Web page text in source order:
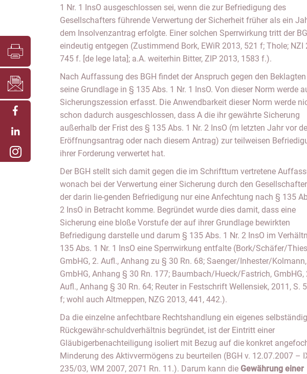
1 Nr. 1 InsO ausgeschlossen sei, wenn die zur Befriedigung des
Gesellschafters führende Verwertung der Sicherheit früher als ein
dem Insolvenzantrag erfolgte. Einer solchen Sperrwirkung tritt der
eindeutig entgegen (Zustimmend Bork, EWiR 2013, 521 f; Thole; NZI
745 f. [de lege lata]; a.A. weiterhin Bitter, ZIP 2013, 1583 f.).
Nach Auffassung des BGH findet der Anspruch gegen den
seine Grundlage in § 135 Abs. 1 Nr. 1 InsO. Von dieser Norm werde
Sicherungszession erfasst. Die Anwendbarkeit dieser Norm werde
schon dadurch ausgeschlossen, dass A die ihr gewährte Sicherung
außerhalb der Frist des § 135 Abs. 1 Nr. 2 InsO (m letzten Jahr vor
Eröffnungsantrag oder nach diesem Antrag) zur teilweisen
ihrer Forderung verwertet hat.
Der BGH stellt sich damit gegen die im Schrifttum vertretene
wonach bei der Verwertung einer Sicherung durch den
der darin lie-genden Befriedigung nur eine Anfechtung nach § 135
2 InsO in Betracht komme. Begründet wurde dies damit, dass eine
Sicherung eine bloße Vorstufe der auf ihrer Grundlage bewirkten
Befriedigung darstelle und darum § 135 Abs. 1 Nr. 2 InsO im
135 Abs. 1 Nr. 1 InsO eine Sperrwirkung entfalte (Bork/Schäfer/
GmbHG, 2. Aufl., Anhang zu § 30 Rn. 68; Saenger/Inhester/Kolmann,
GmbHG, Anhang § 30 Rn. 177; Baumbach/Hueck/Fastrich, GmbHG,
Aufl., Anhang § 30 Rn. 64; Reuter in Festschrift Wellensiek, 2011, S.
f; wohl auch Altmeppen, NZG 2013, 441, 442.).
Da die einzelne anfechtbare Rechtshandlung ein eigenes
Rückgewähr-schuldverhältnis begründet, ist der Eintritt einer
Gläubigerbenachteiligung isoliert mit Bezug auf die konkret
Minderung des Aktivvermögens zu beurteilen (BGH v. 12.07.2007 –
235/03, WM 2007, 2071 Rn. 11.). Darum kann die Gewährung einer